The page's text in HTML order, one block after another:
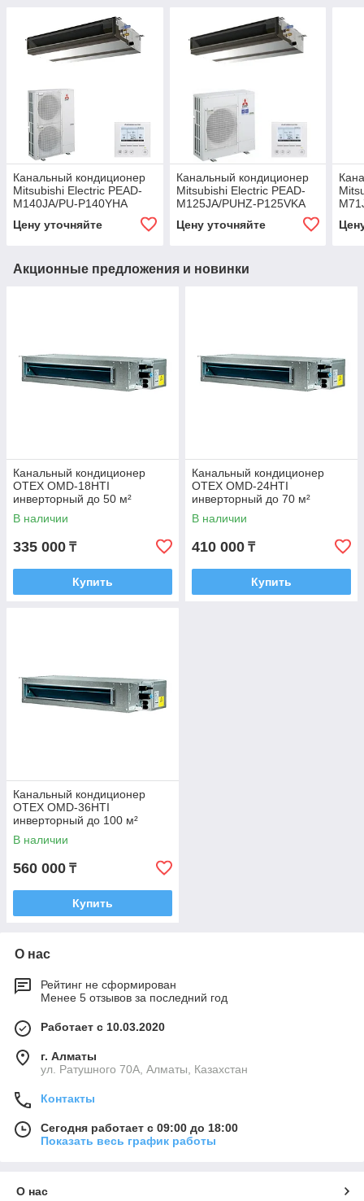
Канальный кондиционер
Mitsubishi Electric PEAD-
M140JA/PU-P140YHA
Цену уточняйте
Канальный кондиционер
Mitsubishi Electric PEAD-
M125JA/PUHZ-P125VKA
Цену уточняйте
Акционные предложения и новинки
Канальный кондиционер
OTEX OMD-18HTI
инверторный до 50 м²
В наличии
335 000 ₸
Купить
Канальный кондиционер
OTEX OMD-24HTI
инверторный до 70 м²
В наличии
410 000 ₸
Купить
Канальный кондиционер
OTEX OMD-36HTI
инверторный до 100 м²
В наличии
560 000 ₸
Купить
О нас
Рейтинг не сформирован
Менее 5 отзывов за последний год
Работает с 10.03.2020
г. Алматы
ул. Ратушного 70А, Алматы, Казахстан
Контакты
Сегодня работает с 09:00 до 18:00
Показать весь график работы
О нас